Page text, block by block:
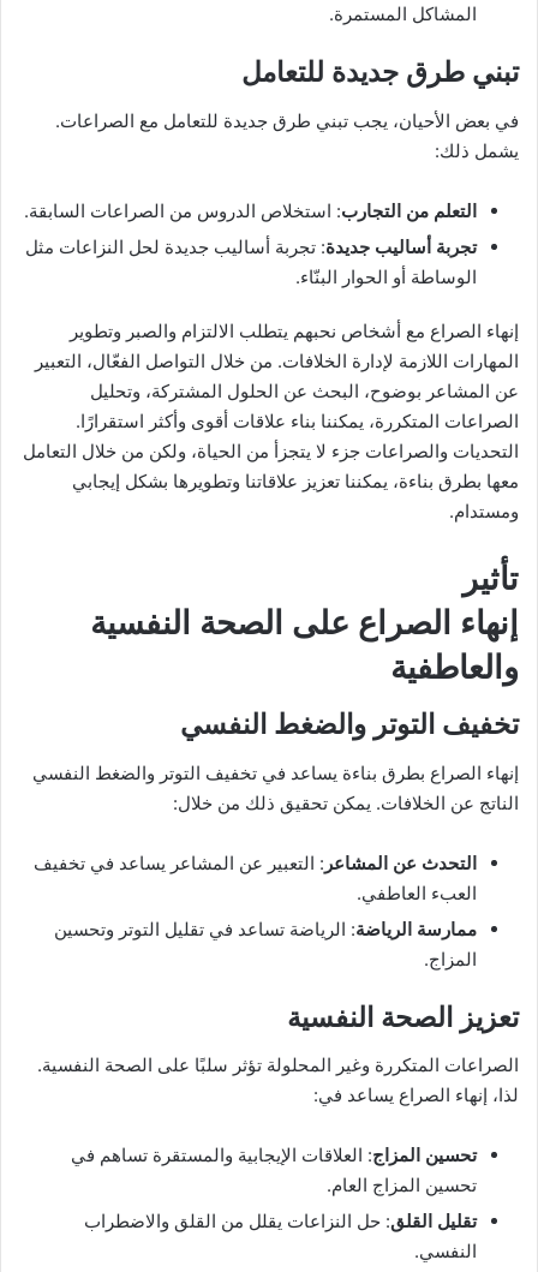
المشاكل المستمرة.
تبني طرق جديدة للتعامل
في بعض الأحيان، يجب تبني طرق جديدة للتعامل مع الصراعات.
يشمل ذلك:
التعلم من التجارب: استخلاص الدروس من الصراعات السابقة.
تجربة أساليب جديدة: تجربة أساليب جديدة لحل النزاعات مثل
الوساطة أو الحوار البنّاء.
إنهاء الصراع مع أشخاص نحبهم يتطلب الالتزام والصبر وتطوير
المهارات اللازمة لإدارة الخلافات. من خلال التواصل الفعّال، التعبير
عن المشاعر بوضوح، البحث عن الحلول المشتركة، وتحليل
الصراعات المتكررة، يمكننا بناء علاقات أقوى وأكثر استقرارًا.
التحديات والصراعات جزء لا يتجزأ من الحياة، ولكن من خلال التعامل
معها بطرق بناءة، يمكننا تعزيز علاقاتنا وتطويرها بشكل إيجابي
ومستدام.
تأثير
إنهاء الصراع على الصحة النفسية
والعاطفية
تخفيف التوتر والضغط النفسي
إنهاء الصراع بطرق بناءة يساعد في تخفيف التوتر والضغط النفسي
الناتج عن الخلافات. يمكن تحقيق ذلك من خلال:
التحدث عن المشاعر : التعبير عن المشاعر يساعد في تخفيف
العبء العاطفي.
ممارسة الرياضة: الرياضة تساعد في تقليل التوتر وتحسين
المزاج.
تعزيز الصحة النفسية
الصراعات المتكررة وغير المحلولة تؤثر سلبًا على الصحة النفسية.
لذا، إنهاء الصراع يساعد في:
تحسين المزاج: العلاقات الإيجابية والمستقرة تساهم في
تحسين المزاج العام.
تقليل القلق: حل النزاعات يقلل من القلق والاضطراب
النفسي.